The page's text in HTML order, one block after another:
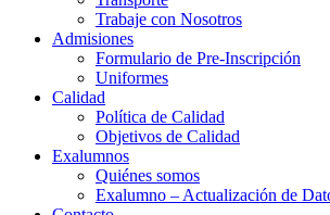
Trabaje con Nosotros
Admisiones
Formulario de Pre-Inscripción
Uniformes
Calidad
Política de Calidad
Objetivos de Calidad
Exalumnos
Quiénes somos
Exalumno – Actualización de